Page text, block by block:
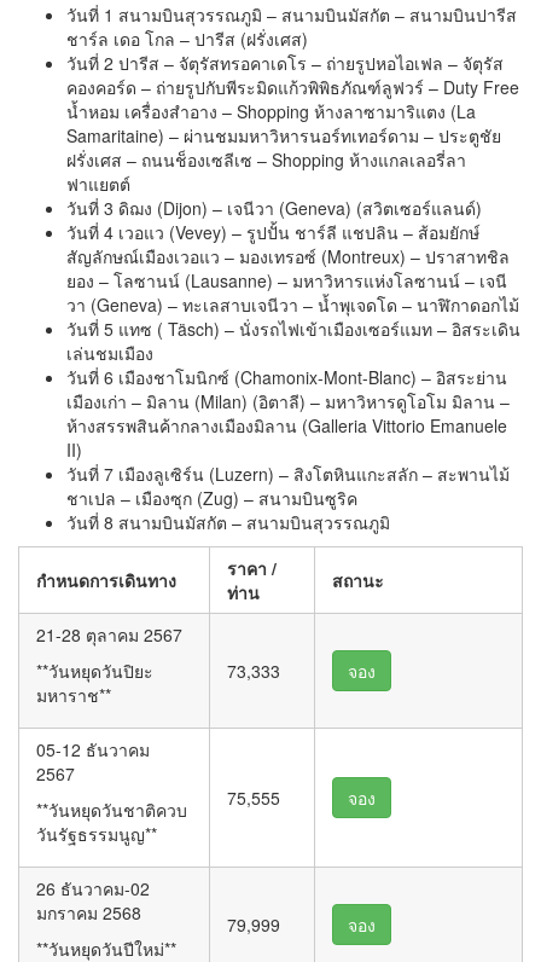
วันที่ 1 สนามบินสุวรรณภูมิ – สนามบินมัสกัต – สนามบินปารีส
ชาร์ล เดอ โกล – ปารีส (ฝรั่งเศส)
วันที่ 2 ปารีส – จัตุรัสทรอคาเดโร – ถ่ายรูปหอไอเฟล – จัตุรัส
คองคอร์ด – ถ่ายรูปกับพีระมิดแก้วพิพิธภัณฑ์ลูฟวร์ – Duty Free
น้ำหอม เครื่องสำอาง – Shopping ห้างลาซามาริแตง (La
Samaritaine) – ผ่านชมมหาวิหารนอร์ทเทอร์ดาม – ประตูชัย
ฝรั่งเศส – ถนนช็องเซลีเซ – Shopping ห้างแกลเลอรี่ลา
ฟาแยตต์
วันที่ 3 ดิฌง (Dijon) – เจนีวา (Geneva) (สวิตเซอร์แลนด์)
วันที่ 4 เวอแว (Vevey) – รูปปั้น ชาร์ลี แชปลิน – ส้อมยักษ์
สัญลักษณ์เมืองเวอแว – มองเทรอซ์ (Montreux) – ปราสาทชิล
ยอง – โลซานน์ (Lausanne) – มหาวิหารแห่งโลซานน์ – เจนี
วา (Geneva) – ทะเลสาบเจนีวา – น้ำพุเจดโด – นาฬิกาดอกไม้
วันที่ 5 แทซ ( Täsch) – นั่งรถไฟเข้าเมืองเซอร์แมท – อิสระเดิน
เล่นชมเมือง
วันที่ 6 เมืองชาโมนิกซ์ (Chamonix-Mont-Blanc) – อิสระย่าน
เมืองเก่า – มิลาน (Milan) (อิตาลี) – มหาวิหารดูโอโม มิลาน –
ห้างสรรพสินค้ากลางเมืองมิลาน (Galleria Vittorio Emanuele
II)
วันที่ 7 เมืองลูเซิร์น (Luzern) – สิงโตหินแกะสลัก – สะพานไม้
ชาเปล – เมืองซุก (Zug) – สนามบินซูริค
วันที่ 8 สนามบินมัสกัต – สนามบินสุวรรณภูมิ
กำหนดการเดินทาง
ราคา /
ท่าน
สถานะ
21-28 ตุลาคม 2567
**วันหยุดวันปิยะ
มหาราช**
73,333 จอง
05-12 ธันวาคม
2567
**วันหยุดวันชาติควบ
วันรัฐธรรมนูญ**
75,555 จอง
26 ธันวาคม-02
มกราคม 2568
**วันหยุดวันปีใหม่**
79,999 จอง